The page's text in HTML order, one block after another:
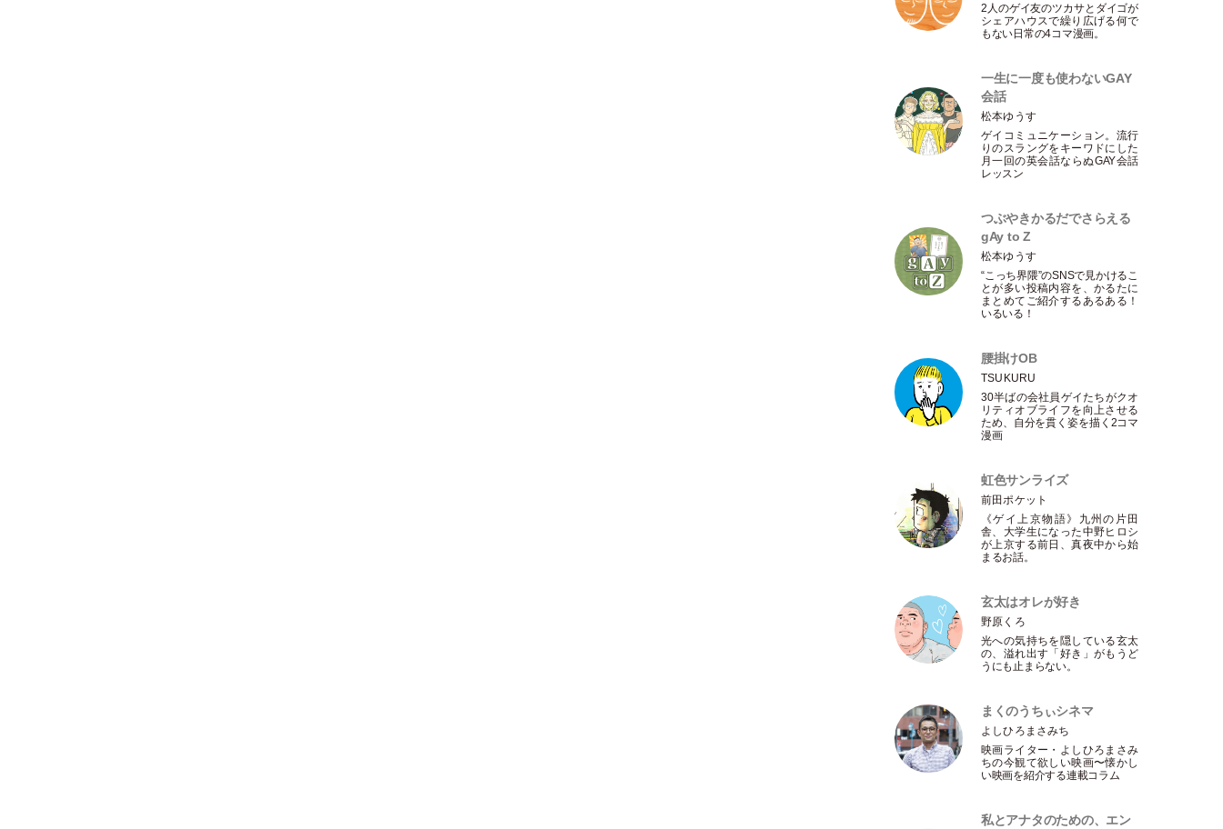
2人のゲイ友のツカサとダイゴが
シェアハウスで繰り広げる何で
もない日常の4コマ漫画。
一生に一度も使わないGAY
会話
松本ゆうす
ゲイコミュニケーション。流行
りのスラングをキーワドにした
月一回の英会話ならぬGAY会話
レッスン
つぶやきかるだでさらえる
gAy to Z
松本ゆうす
“こっち界隈”のSNSで見かけるこ
とが多い投稿内容を、かるたに
まとめてご紹介するあるある！
いるいる！
腰掛けOB
TSUKURU
30半ばの会社員ゲイたちがクオ
リティオブライフを向上させる
ため、自分を貫く姿を描く2コマ
漫画
虹色サンライズ
前田ポケット
《ゲイ上京物語》九州の片田
舎、大学生になった中野ヒロシ
が上京する前日、真夜中から始
まるお話。
玄太はオレが好き
野原くろ
光への気持ちを隠している玄太
の、溢れ出す 「好き 」がもうど
うにも止まらない。
まくのうちぃシネマ
よしひろまさみち
映画ライター ・ よしひろまさみ
ちの今観て欲しい映画〜懐かし
い映画を紹介する連載コラム
私とアナタのための、エン